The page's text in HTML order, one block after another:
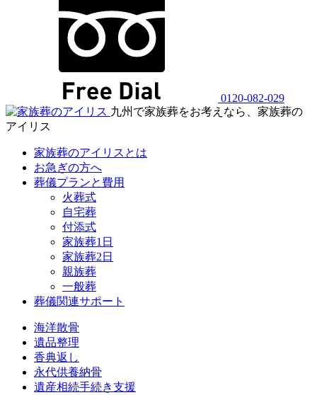
0120-082-029
九州で家族葬をお考えなら、家族葬の
アイリス
家族葬のアイリスとは
お急ぎの方へ
葬儀プランと費用
火葬式
自宅葬
付添式
家族葬1日
家族葬2日
親族葬
一般葬
葬儀関連サポート
海洋散骨
遺品整理
香典返し
永代供養納骨
遺産相続手続き支援